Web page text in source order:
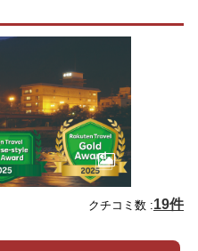
クチコミ数 :19件